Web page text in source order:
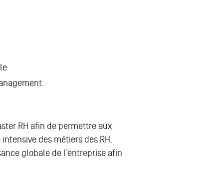
RH afin de permettre aux
des métiers des RH.
globale de l’entreprise afin